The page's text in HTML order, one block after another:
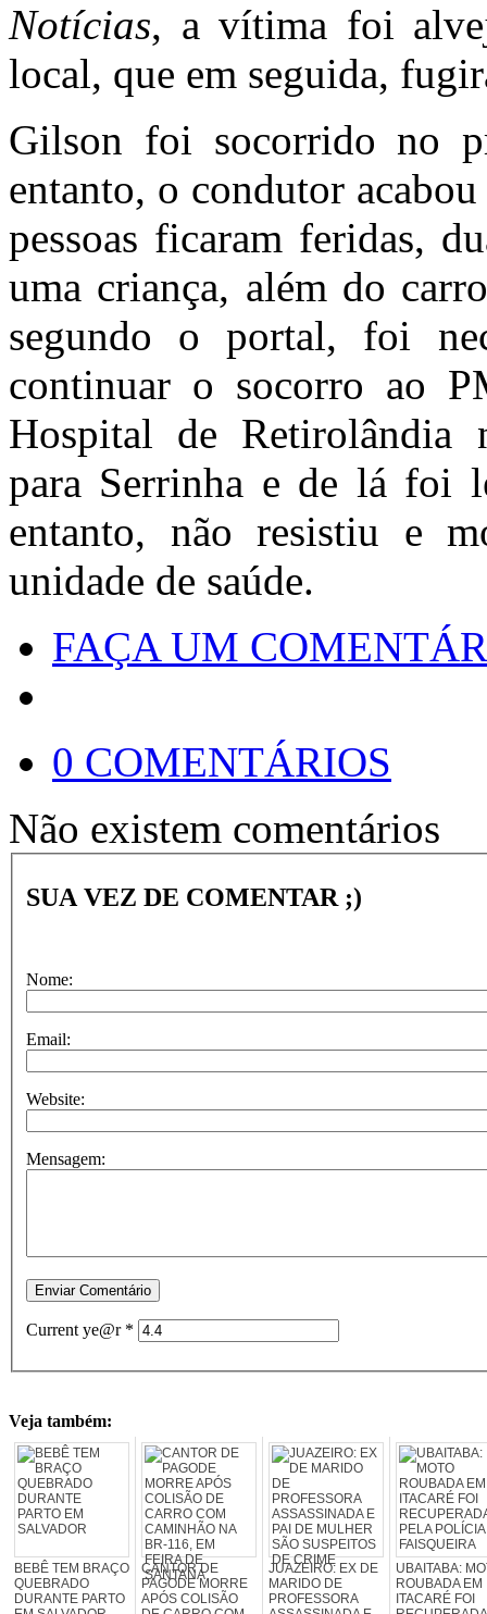
Notícias, a vítima foi
local, que em seguida,
Gilson foi socorrido no
entanto, o condutor
pessoas ficaram feridas,
uma criança, além do
segundo o portal, foi
continuar o socorro ao
Hospital de Retirolândia
para Serrinha e de lá foi
entanto, não resistiu e
unidade de saúde.
FAÇA UM
0 COMENTÁRIOS
Não existem comentários
SUA VEZ DE COMENTAR ;)
Nome:
Email:
Website:
Mensagem:
Current ye@r *
Veja também:
BEBÊ TEM BRAÇO
QUEBRADO
DURANTE PARTO
CANTOR DE
PAGODE MORRE
APÓS COLISÃO
JUAZEIRO: EX DE
MARIDO DE
PROFESSORA
UBAITABA:
ROUBADA EM
ITACARÉ FOI